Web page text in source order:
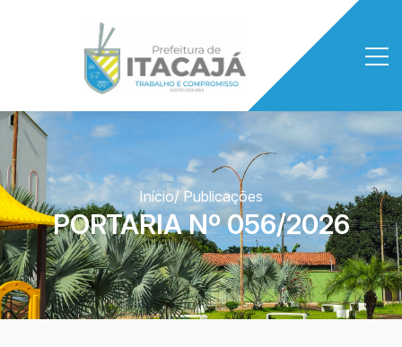
Início/ Publicações
PORTARIA Nº 056/2026